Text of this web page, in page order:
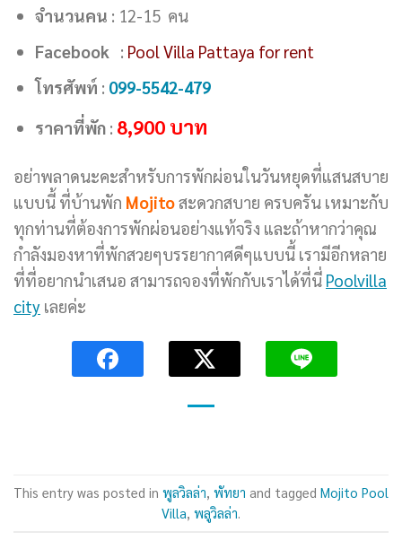
จำนวนคน : 12-15 คน
Facebook : Pool Villa Pattaya for rent
โทรศัพท์ : 099-5542-479
ราคาที่พัก: 8,900 บาท
อย่าพลาดนะคะสำหรับการพักผ่อนในวันหยุดที่แสนสบาย
แบบนี้ ที่บ้านพัก Mojitoสะดวกสบาย ครบครัน เหมาะกับ
ทุกท่านที่ต้องการพักผ่อนอย่างแท้จริง และถ้าหากว่าคุณ
กำลังมองหาที่พักสวยๆบรรยากาศดีๆแบบนี้ เรามีอีกหลาย
ที่ที่อยากนำเสนอ สามารถจองที่พักกับเราได้ที่นี่ Poolvilla
city เลยค่ะ
This entry was posted in พูลวิลล่า, พัทยา and tagged Mojito Pool
Villa, พลูวิลล่า.